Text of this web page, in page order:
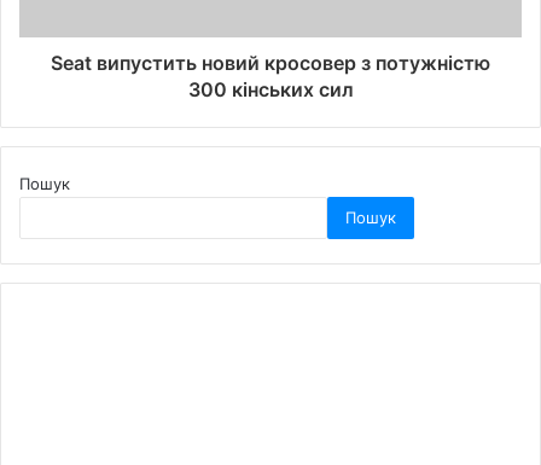
Seat випустить новий кросовер з потужністю
300 кінських сил
Пошук
Пошук